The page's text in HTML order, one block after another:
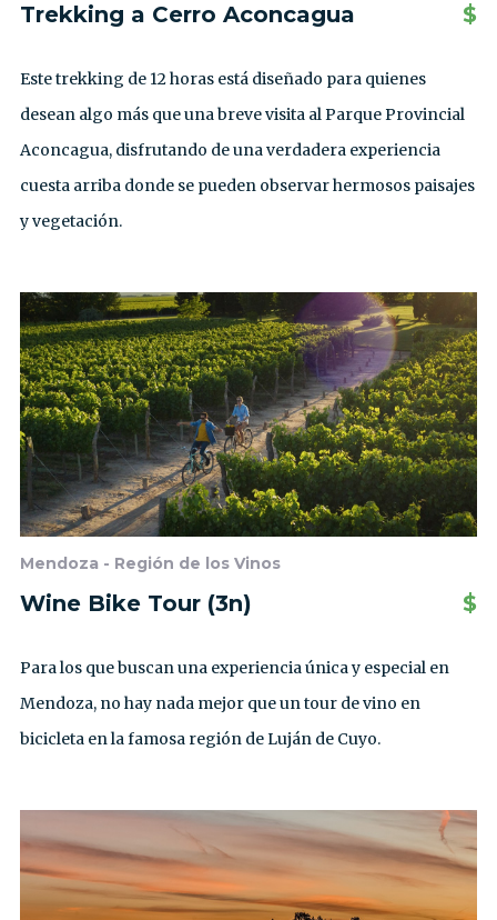
Trekking a Cerro Aconcagua $
Este trekking de 12 horas está diseñado para quienes
desean algo más que una breve visita al Parque Provincial
Aconcagua, disfrutando de una verdadera experiencia
cuesta arriba donde se pueden observar hermosos paisajes
y vegetación.
Mendoza - Región de los Vinos
Wine Bike Tour (3n) $
Para los que buscan una experiencia única y especial en
Mendoza, no hay nada mejor que un tour de vino en
bicicleta en la famosa región de Luján de Cuyo.